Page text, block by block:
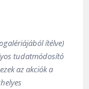
ítélve)
tudatmódosító
az akciók a